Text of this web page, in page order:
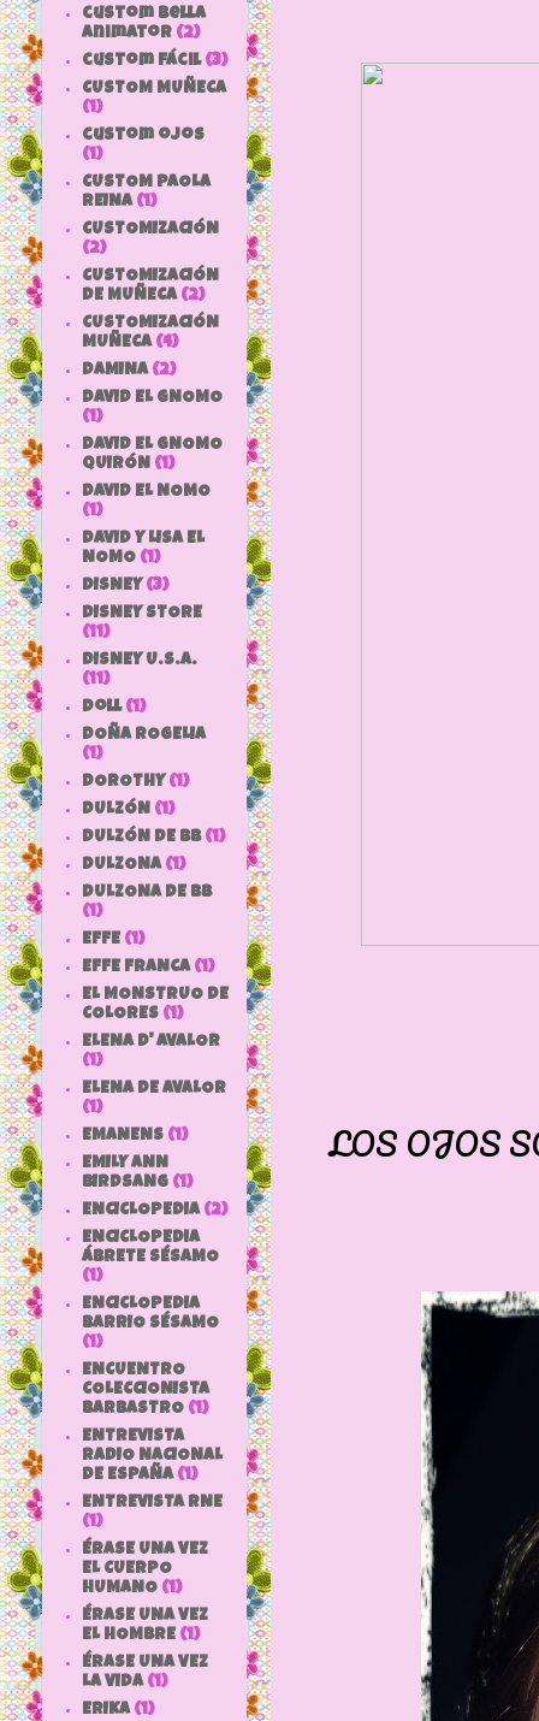
LOS OJOS
custom bella
animator (2)
custom fácil (3)
CUSTOM MUÑECA
(1)
custom ojos
(1)
CUSTOM PAOLA
REINA (1)
CUSTOMIZACIÓN
(2)
CUSTOMIZACIÓN
DE MUÑECA (2)
CUSTOMIZACIÓN
MUÑECA (4)
DAMINA (2)
DAVID EL GNOMO
(1)
DAVID EL GNOMO
QUIRÓN (1)
DAVID EL NOMO
(1)
DAVID Y LISA EL
NOMO (1)
DISNEY (3)
DISNEY STORE
(11)
DISNEY U.S.A.
(11)
doll (1)
DOÑA ROGELIA
(1)
DOROTHY (1)
DULZÓN (1)
DULZÓN DE BB (1)
DULZONA (1)
DULZONA DE BB
(1)
EFFE (1)
EFFE FRANCA (1)
EL MONSTRUO DE
COLORES (1)
ELENA D' AVALOR
(1)
ELENA DE AVALOR
(1)
EMANENS (1)
EMILY ANN
BIRDSANG (1)
ENCICLOPEDIA (2)
ENCICLOPEDIA
ÁBRETE SÉSAMO
(1)
ENCICLOPEDIA
BARRIO SÉSAMO
(1)
ENCUENTRO
COLECCIONISTA
BARBASTRO (1)
ENTREVISTA
RADIO NACIONAL
DE ESPAÑA (1)
ENTREVISTA RNE
(1)
ÉRASE UNA VEZ
EL CUERPO
HUMANO (1)
ÉRASE UNA VEZ
EL HOMBRE (1)
ÉRASE UNA VEZ
LA VIDA (1)
ERIKA (1)